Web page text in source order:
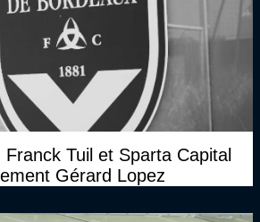
Tuil et Sparta Capital
Gérard Lopez